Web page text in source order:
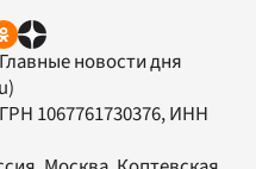
новости дня
1067761730376, ИНН